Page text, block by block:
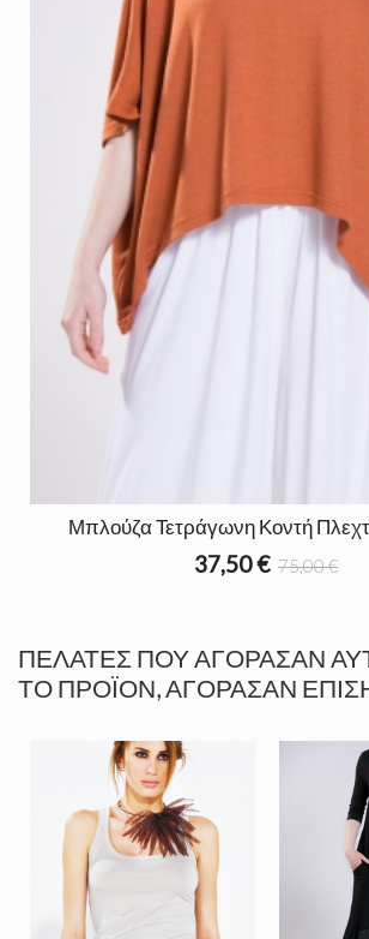
Μπλούζα Τετράγωνη Κοντή
37,50 € 75,00 €
ΠΕΛΆΤΕΣ ΠΟΥ ΑΓΌΡΑΣΑΝ
ΤΟ ΠΡΟΪΌΝ, ΑΓΌΡΑΣΑΝ